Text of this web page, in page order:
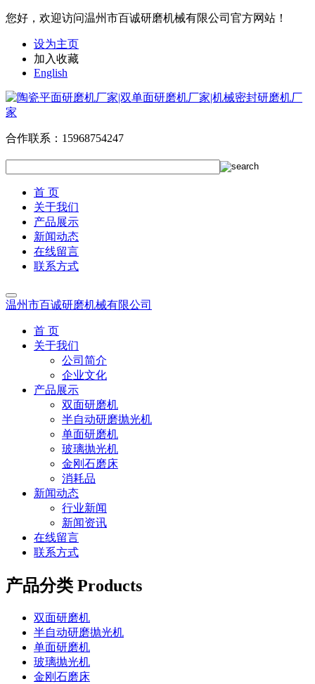
您好，欢迎访问温州市百诚研磨机械有限公司官方网站！
设为主页
加入收藏
English
合作联系： 15968754247
首 页
关于我们
产品展示
新闻动态
在线留言
联系方式
温州市百诚研磨机械有限公司
首 页
关于我们
公司简介
企业文化
产品展示
双面研磨机
半自动研磨抛光机
单面研磨机
玻璃抛光机
金刚石磨床
消耗品
新闻动态
行业新闻
新闻资讯
在线留言
联系方式
产品分类 Products
双面研磨机
半自动研磨抛光机
单面研磨机
玻璃抛光机
金刚石磨床